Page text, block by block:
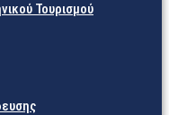
Τουρισμού